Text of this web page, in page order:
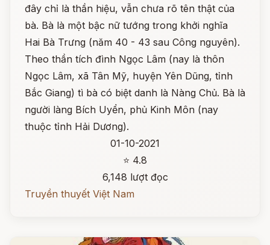
đây chỉ là thần hiệu, vẫn chưa rõ tên thật của
bà. Bà là một bậc nữ tướng trong khởi nghĩa
Hai Bà Trưng (năm 40 - 43 sau Công nguyên).
Theo thần tích đình Ngọc Lâm (nay là thôn
Ngọc Lâm, xã Tân Mỹ, huyện Yên Dũng, tỉnh
Bắc Giang) tì bà có biệt danh là Nàng Chủ. Bà là
người làng Bích Uyển, phủ Kinh Môn (nay
thuộc tỉnh Hải Dương).
01-10-2021
⭐ 4.8
6,148 lượt đọc
Truyền thuyết Việt Nam